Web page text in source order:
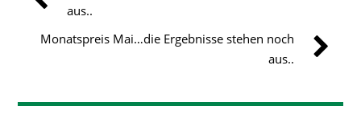
aus..
Monatspreis Mai…die Ergebnisse stehen noch
aus..